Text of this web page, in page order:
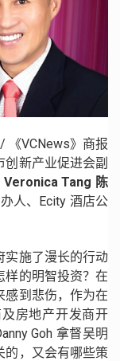
《VCNews》商报
新产业促进会副
Veronica Tang 陈
人、Ecity 酒店公
实施了漫长的行动
样的明智投资？在
感到悲伤，作为在
房地产开发商开
Goh 拿督吴明
的，又会有哪些策